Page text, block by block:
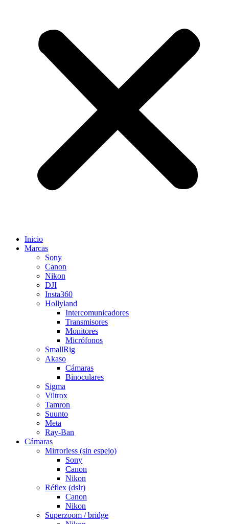
Inicio
Marcas
Sony
Canon
Nikon
DJI
Insta360
Hollyland
Intercomunicadores
Transmisores
Monitores
Micrófonos
SmallRig
Akaso
Cámaras
Binoculares
Sigma
Viltrox
Tamron
Suunto
Meta
Ray-Ban
Cámaras
Mirrorless (sin espejo)
Sony
Canon
Nikon
Réflex (dslr)
Canon
Nikon
Superzoom / bridge